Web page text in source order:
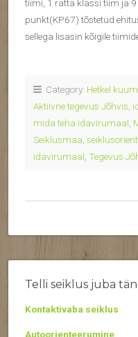
tiimi, 1 ratta klassi tiim ja
punkt(KP67) tõstetud
sellega lisasin kõigile
Category: Hetkel
Aktiivne tegevus Jõhvis
mida teha idavirumaal
Seiklusmaa
idavirumaal Tegevus
Telli seiklus juba
Kontaktivaba seiklus
Autoorienteerumine